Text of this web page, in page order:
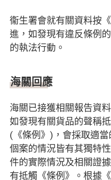
衞生署會就有關資料按
進，如發現有違反條例
的執法行動。
海關回應
海關已接獲相關報告資
如發現有關貨品的聲稱
(《條例》)，會採取適
個案的情況皆有其獨特
件的實際情況及相關證
有抵觸《條例》。根據